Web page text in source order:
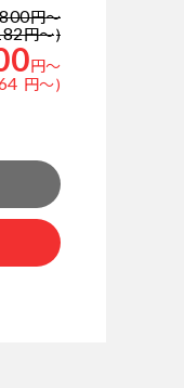
円～
円～
円～
円～